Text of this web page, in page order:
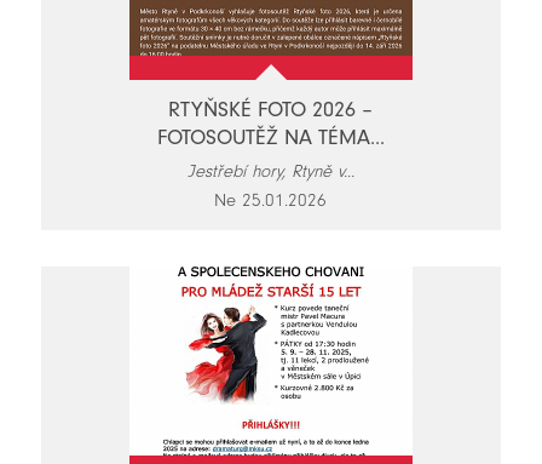
RTYŇSKÉ FOTO 2026 –
FOTOSOUTĚŽ NA TÉMA...
Jestřebí hory, Rtyně v...
Ne 25.01.2026